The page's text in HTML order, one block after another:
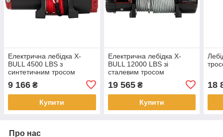
Електрична лебідка X-
BULL 4500 LBS з
синтетичним тросом
9 166 ₴
Купити
Електрична лебідка X-
BULL 12000 LBS зі
сталевим тросом
19 565₴
Купити
18
Про нас